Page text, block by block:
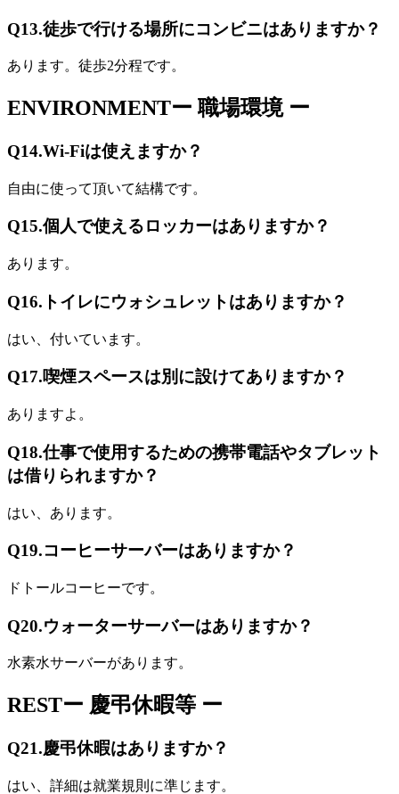
Q13.徒歩で行ける場所にコンビニはありますか？
あります。徒歩2分程です。
ENVIRONMENTー 職場環境 ー
Q14.Wi-Fiは使えますか？
自由に使って頂いて結構です。
Q15.個人で使えるロッカーはありますか？
あります。
Q16. トイレにウォシュレットはありますか？
はい、付いています。
Q17.喫煙スペースは別に設けてありますか？
ありますよ。
Q18.仕事で使用するための携帯電話やタブレット
は借りられますか？
はい、あります。
Q19.コーヒーサーバーはありますか？
ドトールコーヒーです。
Q20.ウォーターサーバーはありますか？
水素水サーバーがあります。
RESTー 慶弔休暇等 ー
Q21.慶弔休暇はありますか？
はい、詳細は就業規則に準じます。